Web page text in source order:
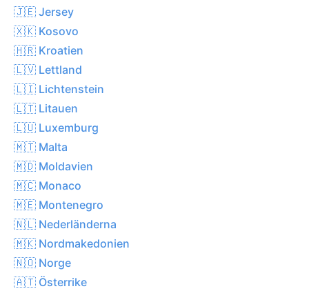
🇯🇪 Jersey
🇽🇰 Kosovo
🇭🇷 Kroatien
🇱🇻 Lettland
🇱🇮 Lichtenstein
🇱🇹 Litauen
🇱🇺 Luxemburg
🇲🇹 Malta
🇲🇩 Moldavien
🇲🇨 Monaco
🇲🇪 Montenegro
🇳🇱 Nederländerna
🇲🇰 Nordmakedonien
🇳🇴 Norge
🇦🇹 Österrike